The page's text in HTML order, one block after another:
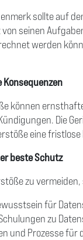
sollte auf
seinen
werden
können
Die
eine
beste Schutz
zu
für
zu
und Prozesse